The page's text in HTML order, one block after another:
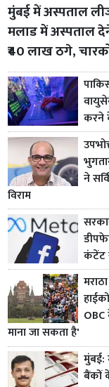
मुंबई में अस्पताल
मलाड में अस्पताल
₹40 लाख ठगे,
करने
ने
विराम
कंटेंट
माना जा सकता है'
मुंबई:
बैंकों